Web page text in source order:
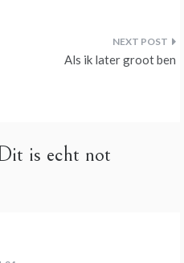
Als ik later groot ben
is echt not